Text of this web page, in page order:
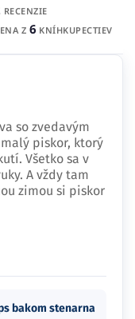
RECENZIE
Z 6 KNÍHKUPECTIEV
so zvedavým
piskor, ktorý
Všetko sa v
A vždy tam
zimou si piskor
bakom stenarna